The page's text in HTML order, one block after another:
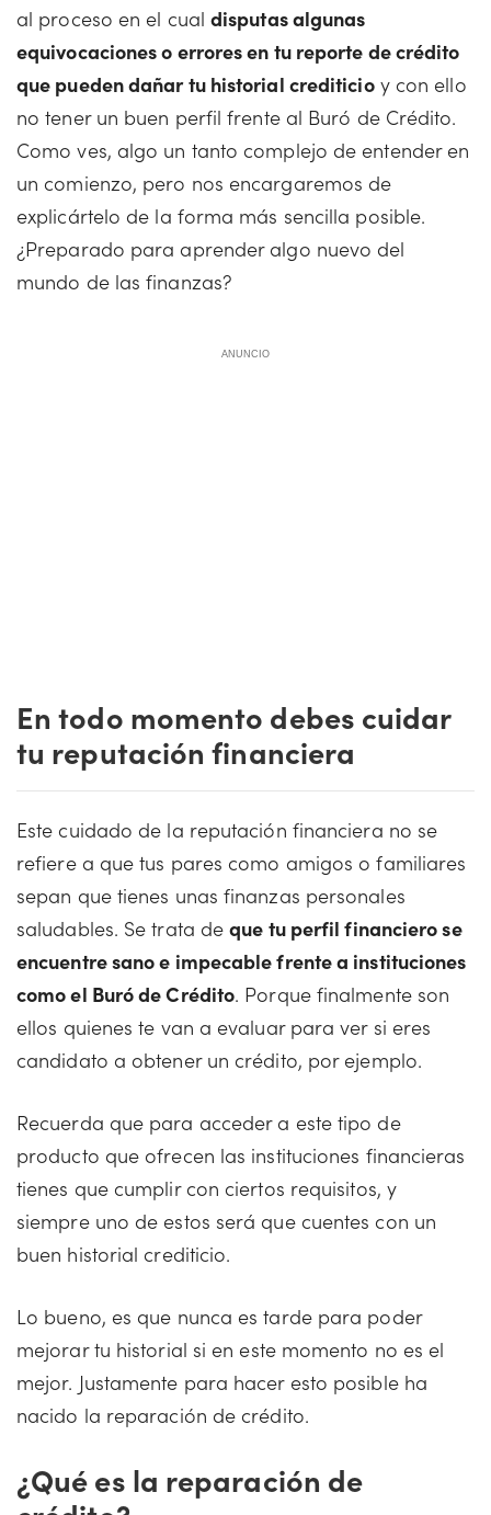
al proceso en el cual disputas algunas
equivocaciones o errores en tu reporte de crédito
que pueden dañar tu historial crediticioy con ello
no tener un buen perfil frente al Buró de Crédito.
Como ves, algo un tanto complejo de entender en
un comienzo, pero nos encargaremos de
explicártelo de la forma más sencilla posible.
¿Preparado para aprender algo nuevo del
mundo de las finanzas?
ANUNCIO
En todo momento debes cuidar
tu reputación financiera
Este cuidado de la reputación financiera no se
refiere a que tus pares como amigos o familiares
sepan que tienes unas finanzas personales
saludables. Se trata deque tu perfil financiero se
encuentre sano e impecable frente a instituciones
como el Buró de Crédito. Porque finalmente son
ellos quienes te van a evaluar para ver si eres
candidato a obtener un crédito, por ejemplo.
Recuerda que para acceder a este tipo de
producto que ofrecen las instituciones financieras
tienes que cumplir con ciertos requisitos, y
siempre uno de estos será que cuentes con un
buen historial crediticio.
Lo bueno, es que nunca es tarde para poder
mejorar tu historial si en este momento no es el
mejor. Justamente para hacer esto posible ha
nacido la reparación de crédito.
¿Qué es la reparación de